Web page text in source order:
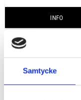
Samtycke
INFO